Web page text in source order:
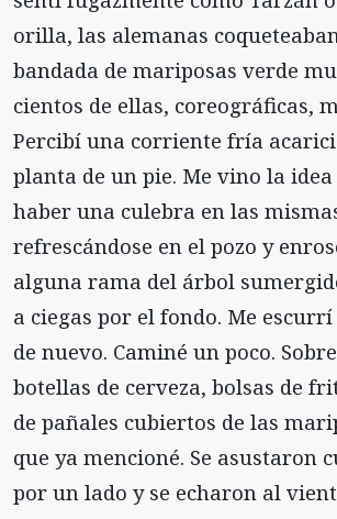
orilla, las alemanas
bandada de mariposas verde
cientos de ellas, coreográficas,
Percibí una corriente fría
planta de un pie. Me vino la idea
haber una culebra en las
refrescándose en el pozo y
alguna rama del árbol
a ciegas por el fondo. Me
de nuevo. Caminé un poco.
botellas de cerveza, bolsas de
de pañales cubiertos de las
que ya mencioné. Se asustaron
por un lado y se echaron al